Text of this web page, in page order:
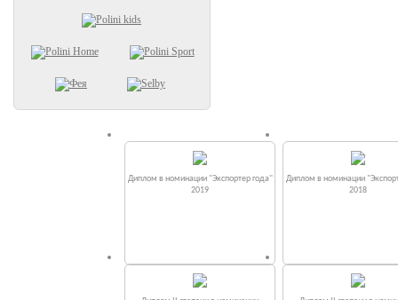
Диплом в номинации "Экспортер года"
2019
Диплом в номинации
2018